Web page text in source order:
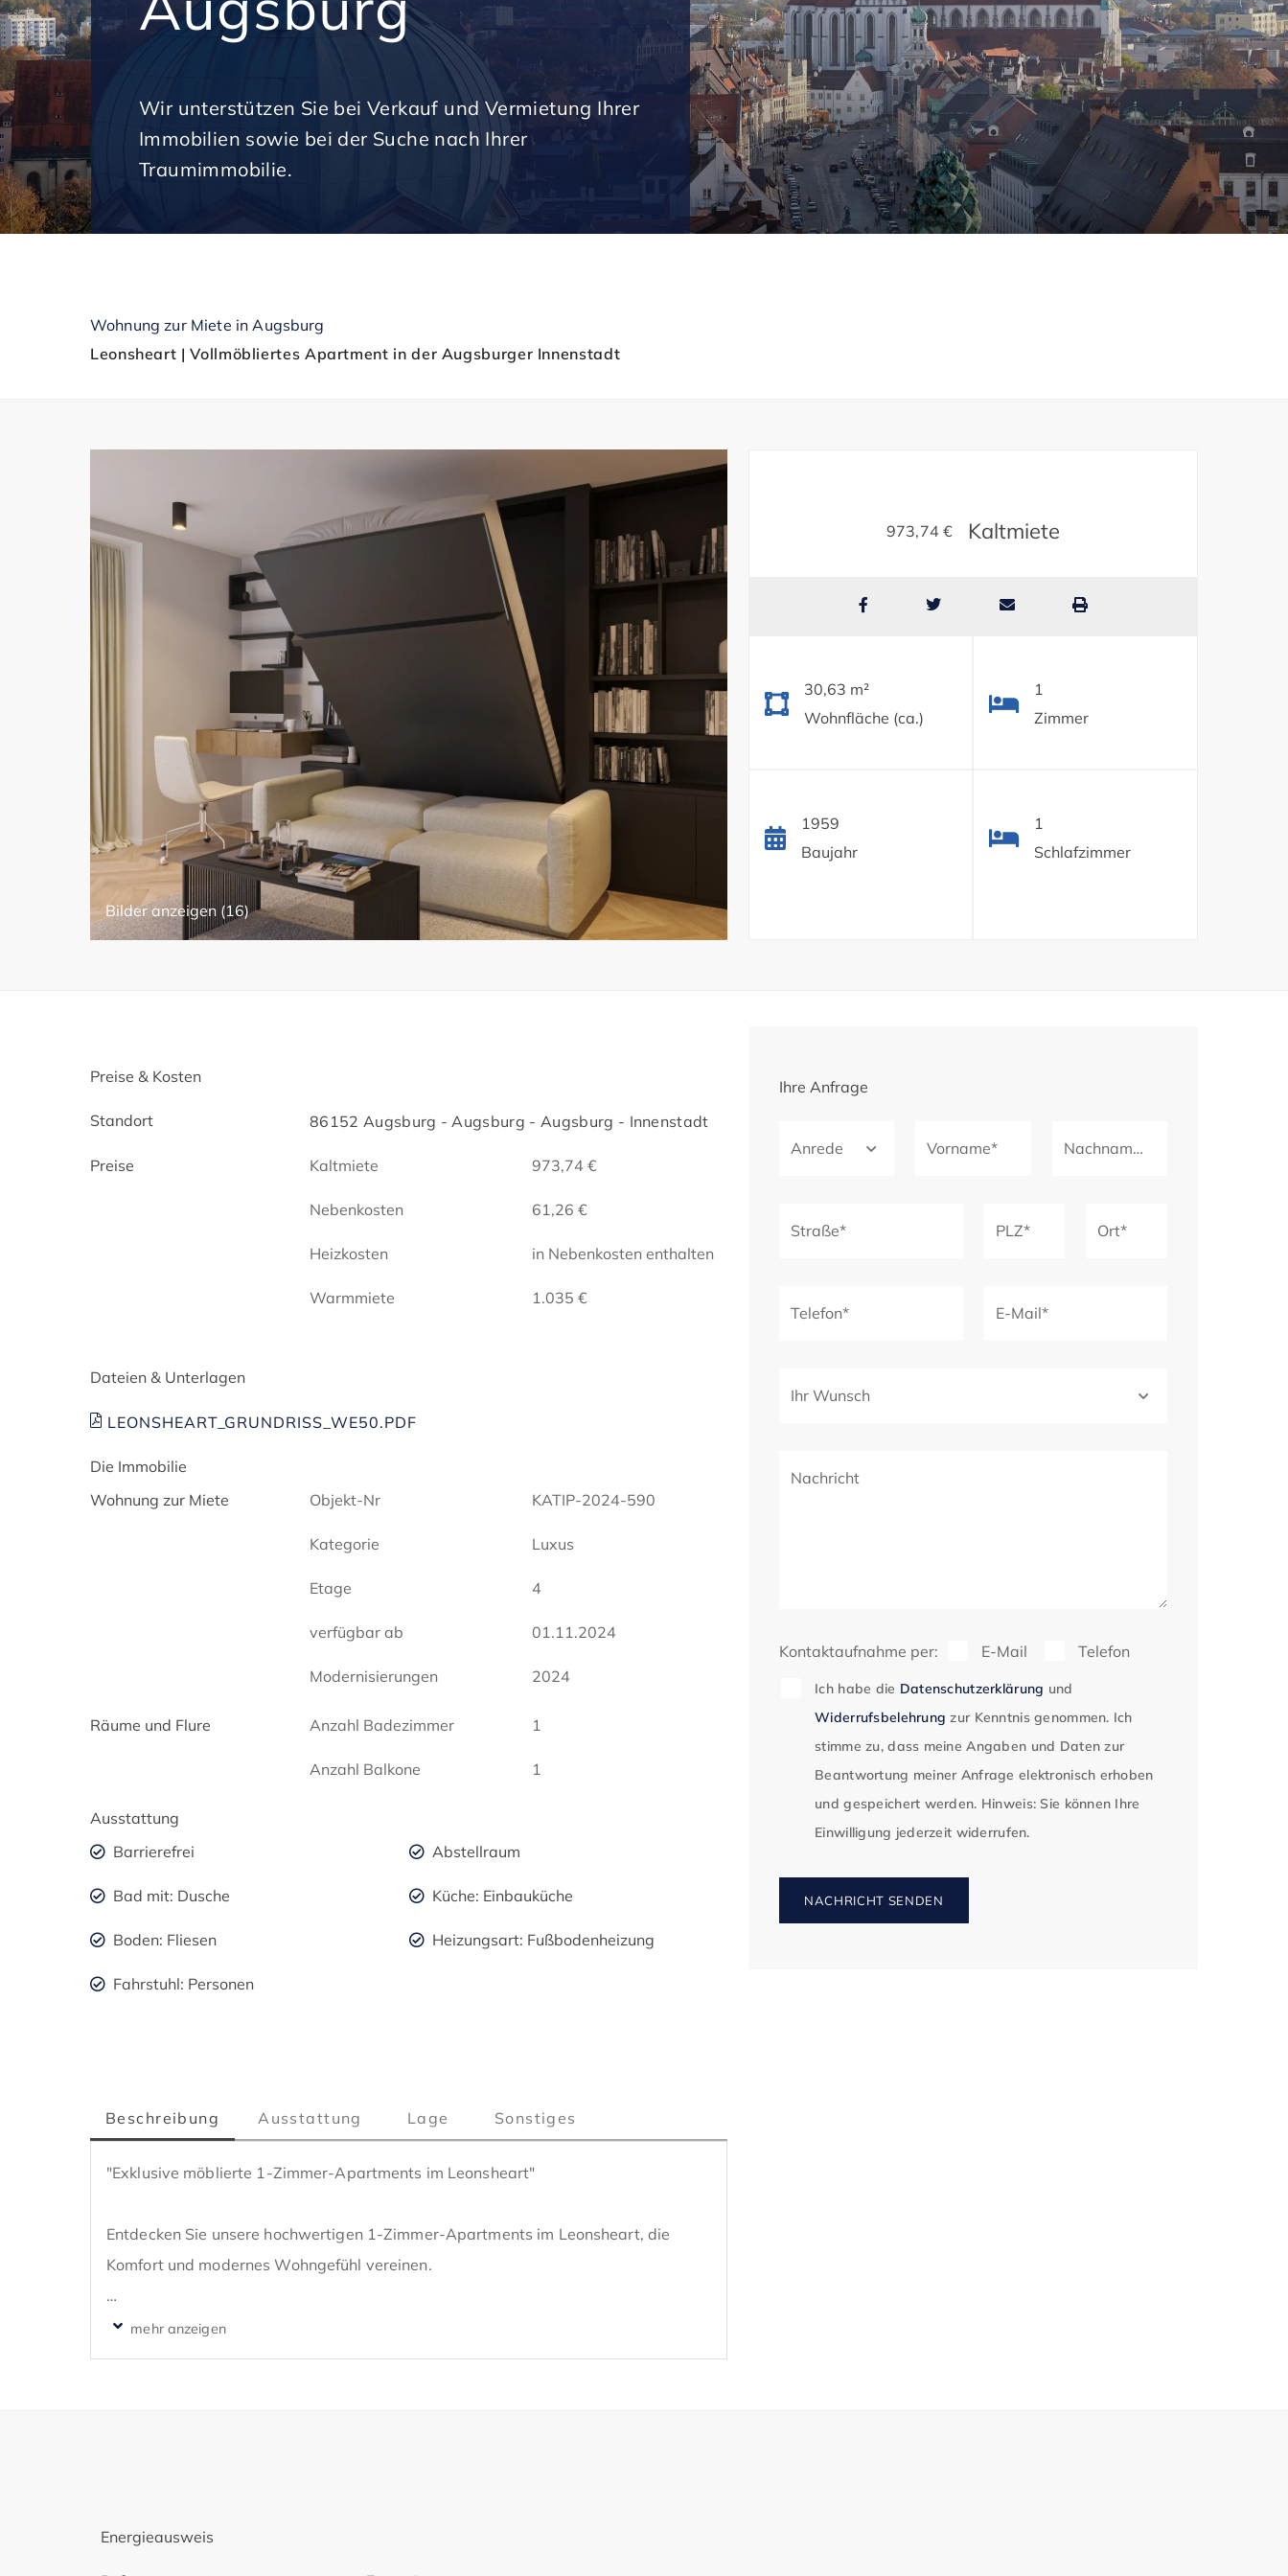
Wir unterstützen Sie bei Verkauf und Vermietung Ihrer
Immobilien sowie bei der Suche nach Ihrer
Traumimmobilie.
Wohnung zur Miete in Augsburg
Leonsheart | Vollmöbliertes Apartment in der Augsburger Innenstadt
Bilder anzeigen (16)
973,74 € Kaltmiete
30,63 m²
Wohnfläche (ca.)
1
Zimmer
1959
Baujahr
1
Schlafzimmer
Preise & Kosten
Standort 86152 Augsburg - Augsburg - Augsburg - Innenstadt
Preise Kaltmiete 973,74 €
Nebenkosten 61,26 €
Heizkosten in Nebenkosten enthalten
Warmmiete 1.035 €
Dateien & Unterlagen
LEONSHEART_GRUNDRISS_WE50.PDF
Die Immobilie
Wohnung zur Miete
Objekt-Nr KATIP-2024-590
Kategorie Luxus
Etage 4
verfügbar ab 01.11.2024
Modernisierungen 2024
Räume und Flure Anzahl Badezimmer 1
Anzahl Balkone 1
Ausstattung
Barrierefrei
Abstellraum
Bad mit: Dusche Küche: Einbauküche
Boden: Fliesen Heizungsart: Fußbodenheizung
Fahrstuhl: Personen
Beschreibung Ausstattung Lage Sonstiges
"Exklusive möblierte 1-Zimmer-Apartments im Leonsheart"
Entdecken Sie unsere hochwertigen 1-Zimmer-Apartments im Leonsheart, die
Komfort und modernes Wohngefühl vereinen.
Merkmale der Apartments:
Wohnfläche: Die Apartments bieten eine Wohnfläche von 22,5 bis 32,9 m²* und
Ihre Anfrage
Anrede Vorname* Nachname*
Straße* PLZ* Ort*
Telefon* E-Mail*
Ihr Wunsch
Nachricht
Kontaktaufnahme per: E-Mail Telefon
Ich habe die Datenschutzerklärung und
Widerrufsbelehrung zur Kenntnis genommen. Ich
stimme zu, dass meine Angaben und Daten zur
Beantwortung meiner Anfrage elektronisch erhoben
und gespeichert werden. Hinweis: Sie können Ihre
Einwilligung jederzeit widerrufen.
NACHRICHT SENDEN
Energieausweis